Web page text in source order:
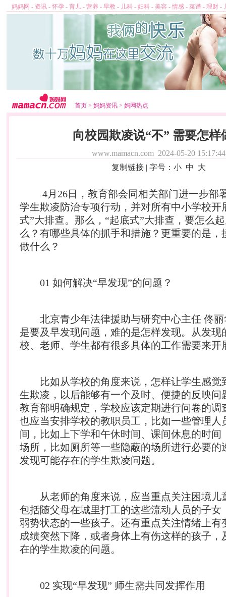
妈妈网 - 资讯 - 怀孕 - 育儿 - 营养 - 早教 - 儿科 - 妇科 - 美容 - 情感 - 菜谱 - 理财 -
首页 > 妈妈资讯 > 妈网热点
向校园欺凌说“不” 需要怎样
www.mamacn.com 2024-05-20 15:17:44
复制链接 | 字号： 小 中 大
4月26日，教育部会同相关部门进一步部
学生欺凌防治专项行动，并对所有中小学校开
式”大排查。那么，“起底式”大排查，要怎么
么？有哪些具体的抓手和措施？更重要的是，
做什么？
01 如何解决“早发现”的问题？
北京青少年法律援助与研究中心主任 佟丽
是要及早发现问题，难的是怎样发现。从发现
校、老师、学生都有很多具体的工作需要来开
比如从学校的角度来说，怎样让学生感觉
生欺凌，以后能够有一个及时、便捷的反映问
教育部明确规定，学校应该定期进行问卷的调
也应当安排学校的教职员工，比如一些管理人
间，比如上下学和午休时间、课间休息的时间
场所，比如厕所等一些隐蔽的场所进行必要的
发现可能存在的学生欺凌问题。
从老师的角度来说，应当重点关注困境儿
包括随父母在城里打工的这些流动人员的子女
弱势状态的一些孩子。还有重点关注情绪上有
成绩突然下降，或者身体上有伤这样的孩子，
在的学生欺凌的问题。
02 实现“早发现” 师生需共同发挥作用